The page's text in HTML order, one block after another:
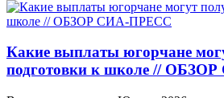
Какие выплаты югорчане
подготовки к школе //